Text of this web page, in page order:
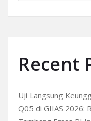
Recent
Uji Langsung
Q05 di GIIAS 2026: